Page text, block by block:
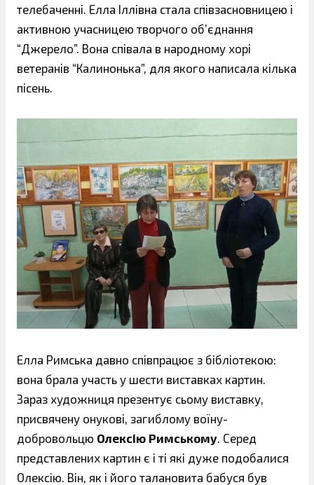
телебаченні. Елла Іллівна стала співзасновницею і
активною учасницею творчого об’єднання
“Джерело”. Вона співала в народному хорі
ветеранів “Калинонька”, для якого написала кілька
пісень.
Елла Римська давно співпрацює з бібліотекою:
вона брала участь у шести виставках картин.
Зараз художниця презентує сьому виставку,
присвячену онукові, загиблому воїну-
добровольцю Олексію Римському . Серед
представлених картин є і ті які дуже подобалися
Олексію. Він, як і його талановита бабуся був